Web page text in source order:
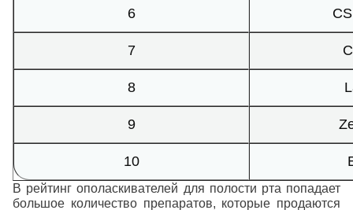
6
7
8
9
10
В рейтинг ополаскивателей для полости рта попадает
большое количество препаратов, которые продаются